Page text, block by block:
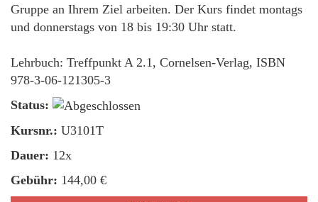
Gruppe an Ihrem Ziel arbeiten. Der Kurs findet montags
und donnerstags von 18 bis 19:30 Uhr statt.
Lehrbuch: Treffpunkt A 2.1, Cornelsen-Verlag, ISBN
978-3-06-121305-3
Status:
Kursnr.: U3101T
Dauer: 12x
Gebühr: 144,00 €